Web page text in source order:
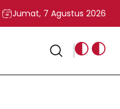
Presiden Prabowo yang
Staf Khusus Menag RI
Jumat, 7 Agustus 2026